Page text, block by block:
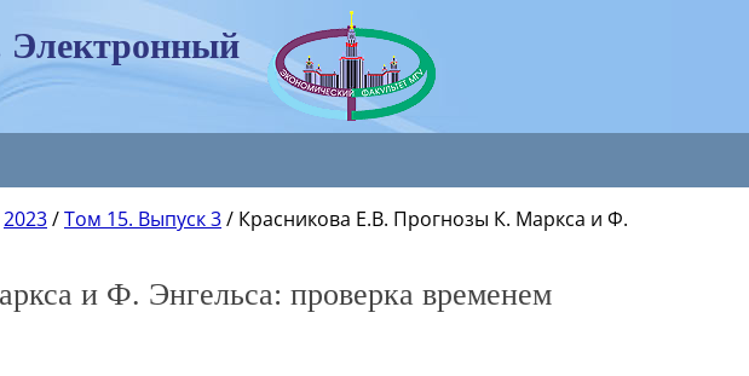
Электронный
2023/Том 15. Выпуск 3/ Красникова Е.В. Прогнозы К. Маркса и Ф.
и Ф. Энгельса: проверка временем